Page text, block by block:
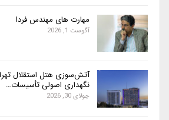
مهارت های مهندس فردا
آگوست 1, 2026
آتش‌سوزی هتل استقلال
نگهداری اصولی تأسیسات…
جولای 30, 2026